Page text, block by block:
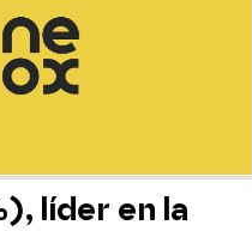
líder en la